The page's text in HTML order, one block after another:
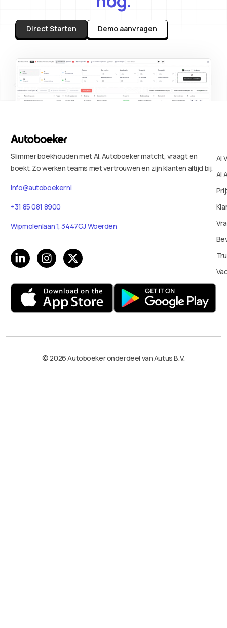
Direct Starten Demo aanvragen
Slimmer boekhouden met AI. Autoboeker matcht, vraagt en
boekt. Zo werken teams met vertrouwen en zijn klanten altijd bij.
info@autoboeker.nl
+31 85 081 8900
Wipmolenlaan 1, 3447GJ Woerden
AI
AI
© 2026 Autoboeker onderdeel van Autus B.V.